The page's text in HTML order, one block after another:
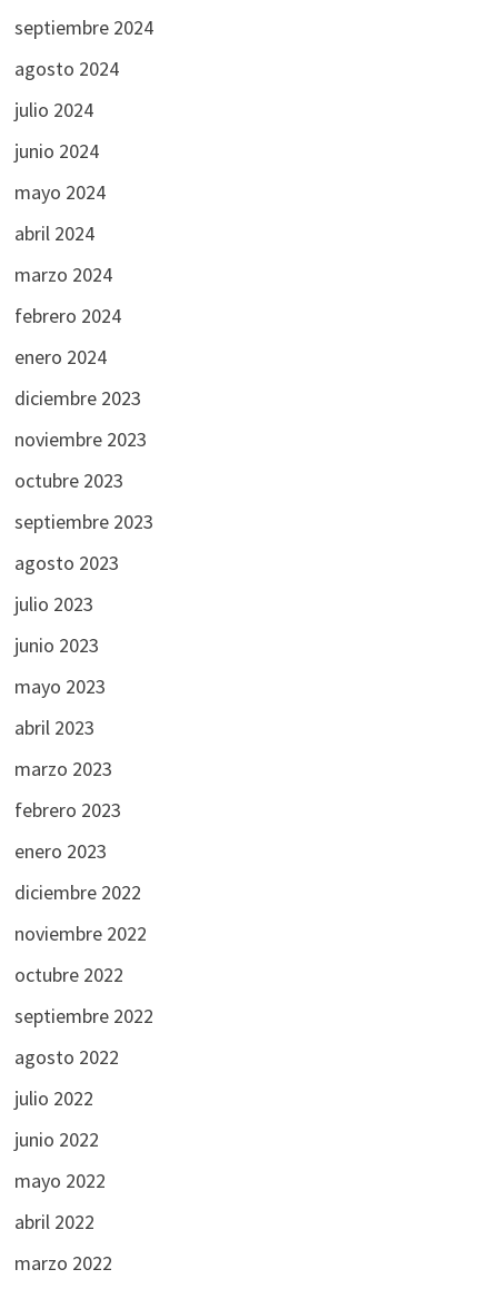
septiembre 2024
agosto 2024
julio 2024
junio 2024
mayo 2024
abril 2024
marzo 2024
febrero 2024
enero 2024
diciembre 2023
noviembre 2023
octubre 2023
septiembre 2023
agosto 2023
julio 2023
junio 2023
mayo 2023
abril 2023
marzo 2023
febrero 2023
enero 2023
diciembre 2022
noviembre 2022
octubre 2022
septiembre 2022
agosto 2022
julio 2022
junio 2022
mayo 2022
abril 2022
marzo 2022